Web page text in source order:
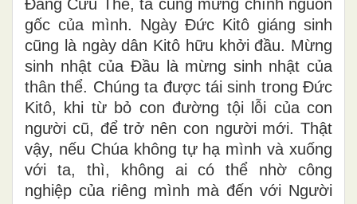
huấn, và để cho lòng chan chứa niềm tri ân
cảm tạ. Khi mừng kính ngày giáng sinh của
Đấng Cứu Thế, ta cũng mừng chính nguồn
gốc của mình. Ngày Đức Kitô giáng sinh
cũng là ngày dân Kitô hữu khởi đầu. Mừng
sinh nhật của Đầu là mừng sinh nhật của
thân thể. Chúng ta được tái sinh trong Đức
Kitô, khi từ bỏ con đường tội lỗi của con
người cũ, để trở nên con người mới. Thật
vậy, nếu Chúa không tự hạ mình và xuống